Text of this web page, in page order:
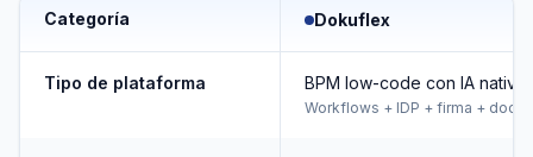
Categoría Dokuflex
Tipo de plataforma BPM low-code con IA nativa
Workflows + IDP + firma +